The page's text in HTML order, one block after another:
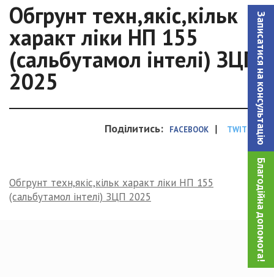
Записатися на консультацiю
Благодійна допомога!
Обгрунт техн,якіс,кільк
характ ліки НП 155
(сальбутамол інтелі) ЗЦП
2025
Поділитись: FACEBOOK | TWITTER
Обгрунт техн,якіс,кільк характ ліки НП 155
(сальбутамол інтелі) ЗЦП 2025